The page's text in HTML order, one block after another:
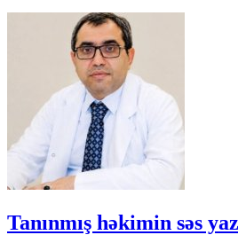
Tanınmış həkimin səs